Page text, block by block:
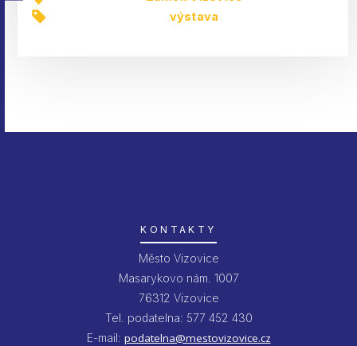
výstava
KONTAKTY
Město Vizovice
Masarykovo nám. 1007
76312 Vizovice
Tel. podatelna: 577 452 430
E-mail: podatelna@mestovizovice.cz